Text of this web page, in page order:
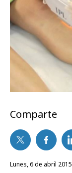
Comparte
lunes, 6 de abril 2015